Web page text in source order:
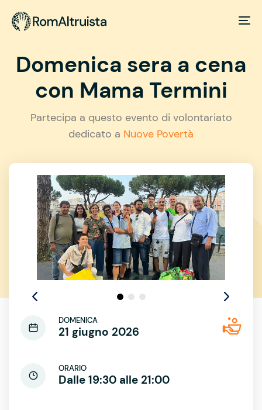
Domenica sera a cena
con Mama Termini
Partecipa a questo evento di volontariato
dedicato a Nuove Povertà
DOMENICA
21 giugno 2026
ORARIO
Dalle 19:30 alle 21:00